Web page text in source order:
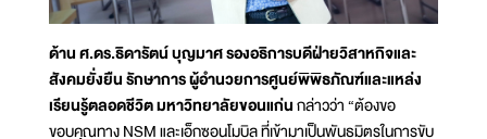
ด้าน ศ.ดร.ธิดารัตน์ บุญมาศ รองอธิการบดีฝ่ายวิสาหกิจและ
สังคมยั่งยืน รักษาการ ผู้อำนวยการศูนย์พิพิธภัณฑ์และแหล่ง
เรียนรู้ตลอดชีวิต มหาวิทยาลัยขอนแก่นกล่าวว่า “ต้องขอ
ขอบคุณทาง NSM และเอ็กซอนโมบิล ที่เข้ามาเป็นพันธมิตรในการขับ